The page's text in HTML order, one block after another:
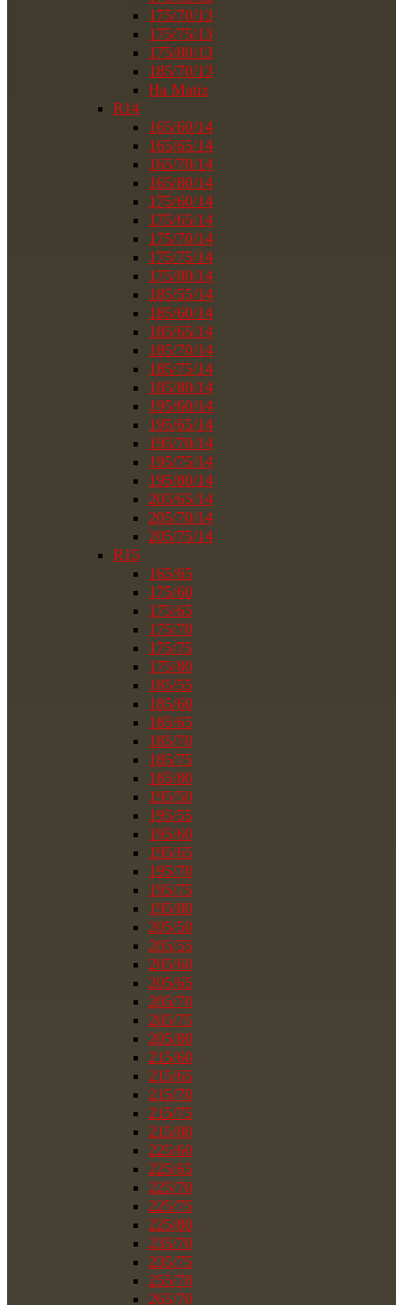
175/70/13
175/75/13
175/80/13
185/70/13
На Matiz
R14
165/60/14
165/65/14
165/70/14
165/80/14
175/60/14
175/65/14
175/70/14
175/75/14
175/80/14
185/55/14
185/60/14
185/65/14
185/70/14
185/75/14
185/80/14
195/60/14
195/65/14
195/70/14
195/75/14
195/80/14
205/65/14
205/70/14
205/75/14
R15
165/65
175/60
175/65
175/70
175/75
175/80
185/55
185/60
185/65
185/70
185/75
185/80
195/50
195/55
195/60
195/65
195/70
195/75
195/80
205/50
205/55
205/60
205/65
205/70
205/75
205/80
215/60
215/65
215/70
215/75
215/80
225/60
225/65
225/70
225/75
225/80
235/70
235/75
255/70
265/70